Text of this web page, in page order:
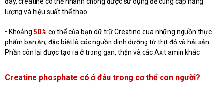
đây, creatine có thể nhanh chóng được sử dụng để cung cấp năng
lượng và hiệu suất thể thao .
• Khoảng 50% cơ thể của bạn dữ trữ Creatine qua những nguồn thực
phẩm bạn ăn, đặc biệt là các nguồn dinh dưỡng từ thịt đỏ và hải sản.
Phần còn lại được tạo ra ở trong gan, thận và các Axit amin khác.
Creatine phosphate có ở đâu trong cơ thể con người?